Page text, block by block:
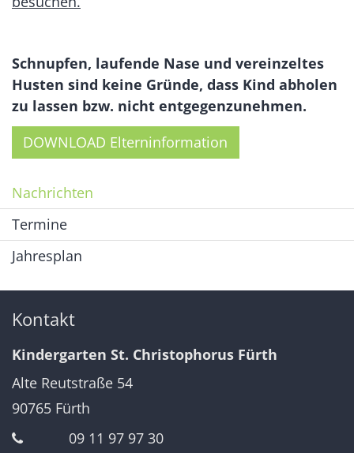
Schnupfen, laufende Nase und vereinzeltes
Husten sind keine Gründe, dass Kind abholen
zu lassen bzw. nicht entgegenzunehmen.
DOWNLOAD Elterninformation
Nachrichten
Termine
Jahresplan
Kontakt
Kindergarten St. Christophorus Fürth
Alte Reutstraße 54
90765 Fürth
09 11 97 97 30